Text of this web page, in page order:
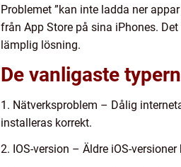
Problemet ”kan inte ladda ner
från App Store på sina iPhones.
lämplig lösning.
De vanligaste
1. Nätverksproblem – Dålig
installeras korrekt.
2. IOS-version – Äldre iOS-